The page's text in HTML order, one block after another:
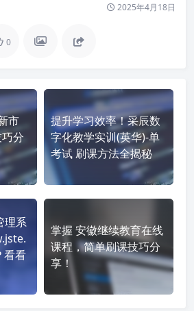
2025年4月18日
0
市
分
提升学习效率！采辰数
字化教学实训(英华)-单
考试 刷课方法全揭秘
理系
看看
掌握 安徽继续教育在线
课程，简单刷课技巧分
享！